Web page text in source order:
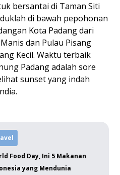
bersantai di Taman Siti
di bawah pepohonan
Kota Padang dari
dan Pulau Pisang
Kecil. Waktu terbaik
Padang adalah sore
sunset yang indah
Food Day, Ini 5 Makanan
yang Mendunia